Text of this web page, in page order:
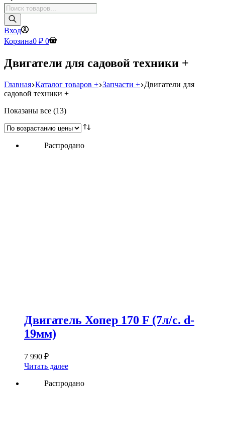
Поиск
товаров
Вход
Корзина0 ₽ 0
Двигатели для садовой техники +
Главная Каталог товаров + Запчасти + Двигатели для
садовой техники +
Показаны все (13)Цены:
возрастанию
Распродано
Двигатель Хопер 170 F (7л/с. d-
19мм)
7 990 ₽
Читать далее
Распродано